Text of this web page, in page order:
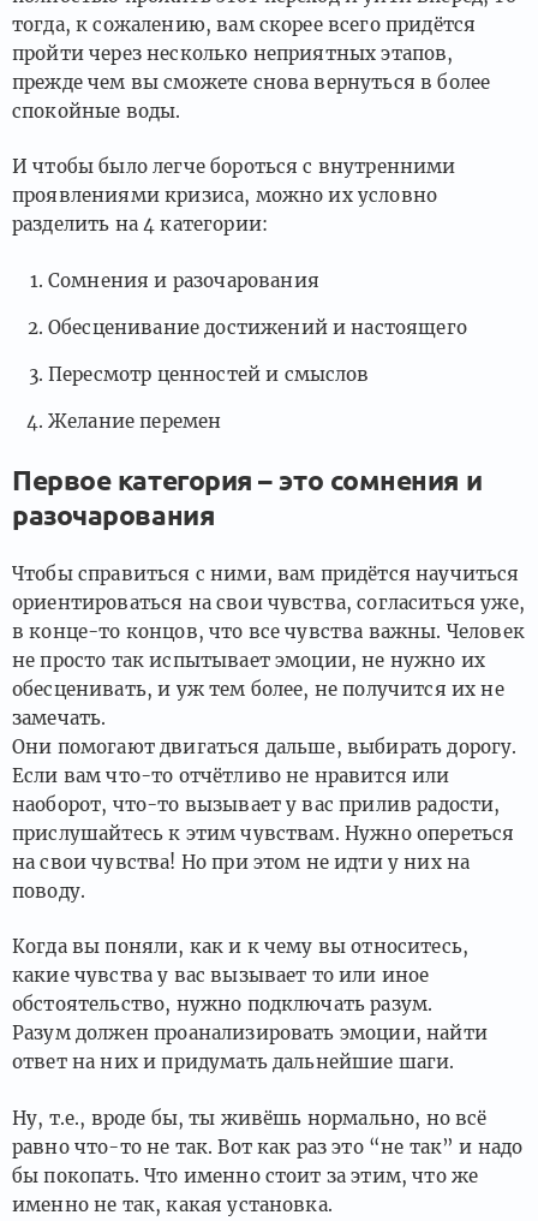
тогда, к сожалению, вам скорее всего придётся
пройти через несколько неприятных этапов,
прежде чем вы сможете снова вернуться в более
спокойные воды.
И чтобы было легче бороться с внутренними
проявлениями кризиса, можно их условно
разделить на 4 категории:
Сомнения и разочарования
Обесценивание достижений и настоящего
Пересмотр ценностей и смыслов
Желание перемен
Первое категория – это сомнения и
разочарования
Чтобы справиться с ними, вам придётся научиться
ориентироваться на свои чувства, согласиться уже,
в конце-то концов, что все чувства важны. Человек
не просто так испытывает эмоции, не нужно их
обесценивать, и уж тем более, не получится их не
замечать.
Они помогают двигаться дальше, выбирать дорогу.
Если вам что-то отчётливо не нравится или
наоборот, что-то вызывает у вас прилив радости,
прислушайтесь к этим чувствам. Нужно опереться
на свои чувства! Но при этом не идти у них на
поводу.
Когда вы поняли, как и к чему вы относитесь,
какие чувства у вас вызывает то или иное
обстоятельство, нужно подключать разум.
Разум должен проанализировать эмоции, найти
ответ на них и придумать дальнейшие шаги.
Ну, т.е., вроде бы, ты живёшь нормально, но всё
равно что-то не так. Вот как раз это “не так” и надо
бы покопать. Что именно стоит за этим, что же
именно не так, какая установка.